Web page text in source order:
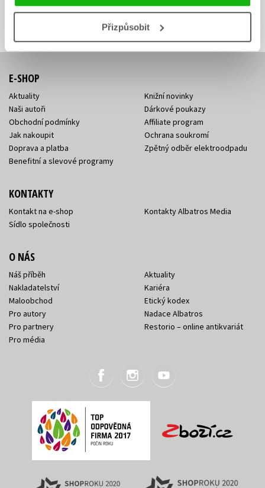
Přizpůsobit
Vaše e-
mailová
Vaše e-
mailová
Vaše e-mailová adresa Přihlásit se
E-SHOP
Aktuality
Naši autoři
Obchodní podmínky
Jak nakoupit
Doprava a platba
Benefitní a slevové programy
Knižní novinky
Dárkové poukazy
Affiliate program
Ochrana soukromí
Zpětný odběr elektroodpadu
KONTAKTY
Kontakt na e-shop
Sídlo společnosti
Kontakty Albatros Media
O NÁS
Náš příběh
Nakladatelství
Maloobchod
Pro autory
Pro partnery
Pro média
Aktuality
Kariéra
Etický kodex
Nadace Albatros
Restorio – online antikvariát